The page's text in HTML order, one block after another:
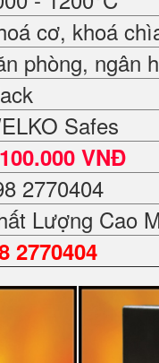
cơ, khoá
phòng, ngân
Safes
VNĐ
2770404
Lượng Cao
2770404